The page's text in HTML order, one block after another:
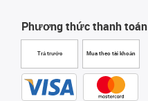
Phương thức thanh toán
Trả trước Mua theo tài khoản